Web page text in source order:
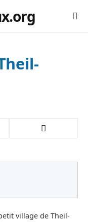
village de Theil-